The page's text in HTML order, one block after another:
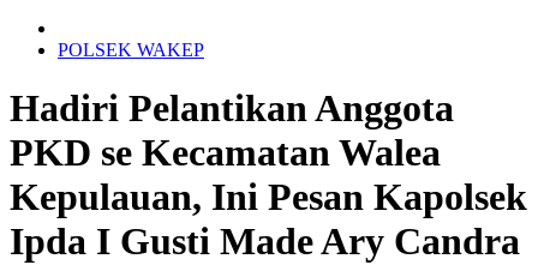
POLSEK WAKEP
Hadiri Pelantikan Anggota
PKD se Kecamatan Walea
Kepulauan, Ini Pesan Kapolsek
Ipda I Gusti Made Ary Candra